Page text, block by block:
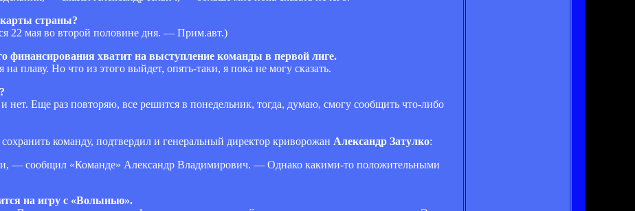
страны?
22 мая во второй половине дня. — Прим.авт.)
хватит на выступление команды в первой лиге.
плаву. Но что из этого выйдет, опять-таки, я пока не могу сказать.
Еще раз повторяю, все решится в понедельник, тогда, думаю, смогу сообщить что-либо
команду, подтвердил и генеральный директор криворожан Александр Затулко:
— сообщил «Команде» Александр Владимирович. — Однако какими-то положительными
на игру с «Волынью».